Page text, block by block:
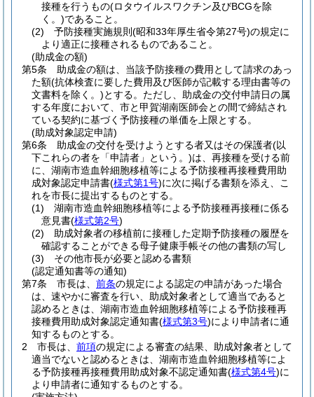
接種を行うもの(ロタウイルスワクチン及びBCGを除
く。)であること。
(2)
予防接種実施規則 (昭和33年厚生省令第27号)の規定に
より適正に接種されるものであること。
(助成金の額)
第5条
助成金の額は、当該予防接種の費用として請求のあっ
た額(抗体検査に要した費用及び医師が記載する理由書等の
文書料を除く。)とする。 ただし、助成金の交付申請日の属
する年度において、市と甲賀湖南医師会との間で締結され
ている契約に基づく予防接種の単価を上限とする。
(助成対象認定申請)
第6条
助成金の交付を受けようとする者又はその保護者(以
下これらの者を「申請者」という。)は、再接種を受ける前
に、湖南市造血幹細胞移植等による予防接種再接種費用助
成対象認定申請書(様式第1号)に次に掲げる書類を添え、こ
れを市長に提出するものとする。
(1)
湖南市造血幹細胞移植等による予防接種再接種に係る
意見書(様式第2号)
(2)
助成対象者の移植前に接種した定期予防接種の履歴を
確認することができる母子健康手帳その他の書類の写し
(3)
その他市長が必要と認める書類
(認定通知書等の通知)
第7条
市長は、 前条の規定による認定の申請があった場合
は、速やかに審査を行い、助成対象者として適当であると
認めるときは、湖南市造血幹細胞移植等による予防接種再
接種費用助成対象認定通知書(様式第3号)により申請者に通
知するものとする。
2
市長は、 前項の規定による審査の結果、助成対象者として
適当でないと認めるときは、湖南市造血幹細胞移植等によ
る予防接種再接種費用助成対象不認定通知書(様式第4号)に
より申請者に通知するものとする。